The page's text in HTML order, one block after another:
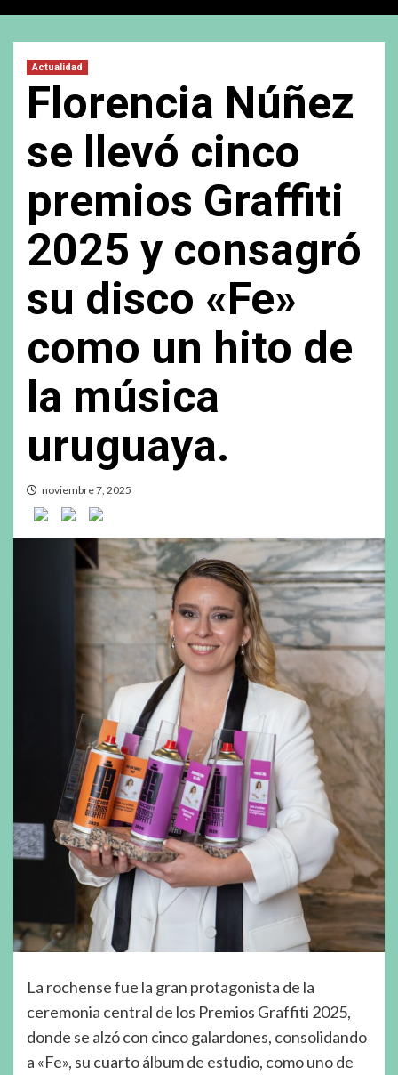
Actualidad
Florencia Núñez
se llevó cinco
premios Graffiti
2025 y consagró
su disco «Fe»
como un hito de
la música
uruguaya.
noviembre 7, 2025
La rochense fue la gran protagonista de la
ceremonia central de los Premios Graffiti 2025,
donde se alzó con cinco galardones, consolidando
a «Fe», su cuarto álbum de estudio, como uno de